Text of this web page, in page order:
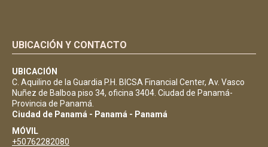
UBICACIÓN Y CONTACTO
UBICACIÓN
C. Aquilino de la Guardia P.H. BICSA Financial Center, Av. Vasco
Nuñez de Balboa piso 34, oficina 3404. Ciudad de Panamá-
Provincia de Panamá.
Ciudad de Panamá - Panamá - Panamá
MÓVIL
+50762282080